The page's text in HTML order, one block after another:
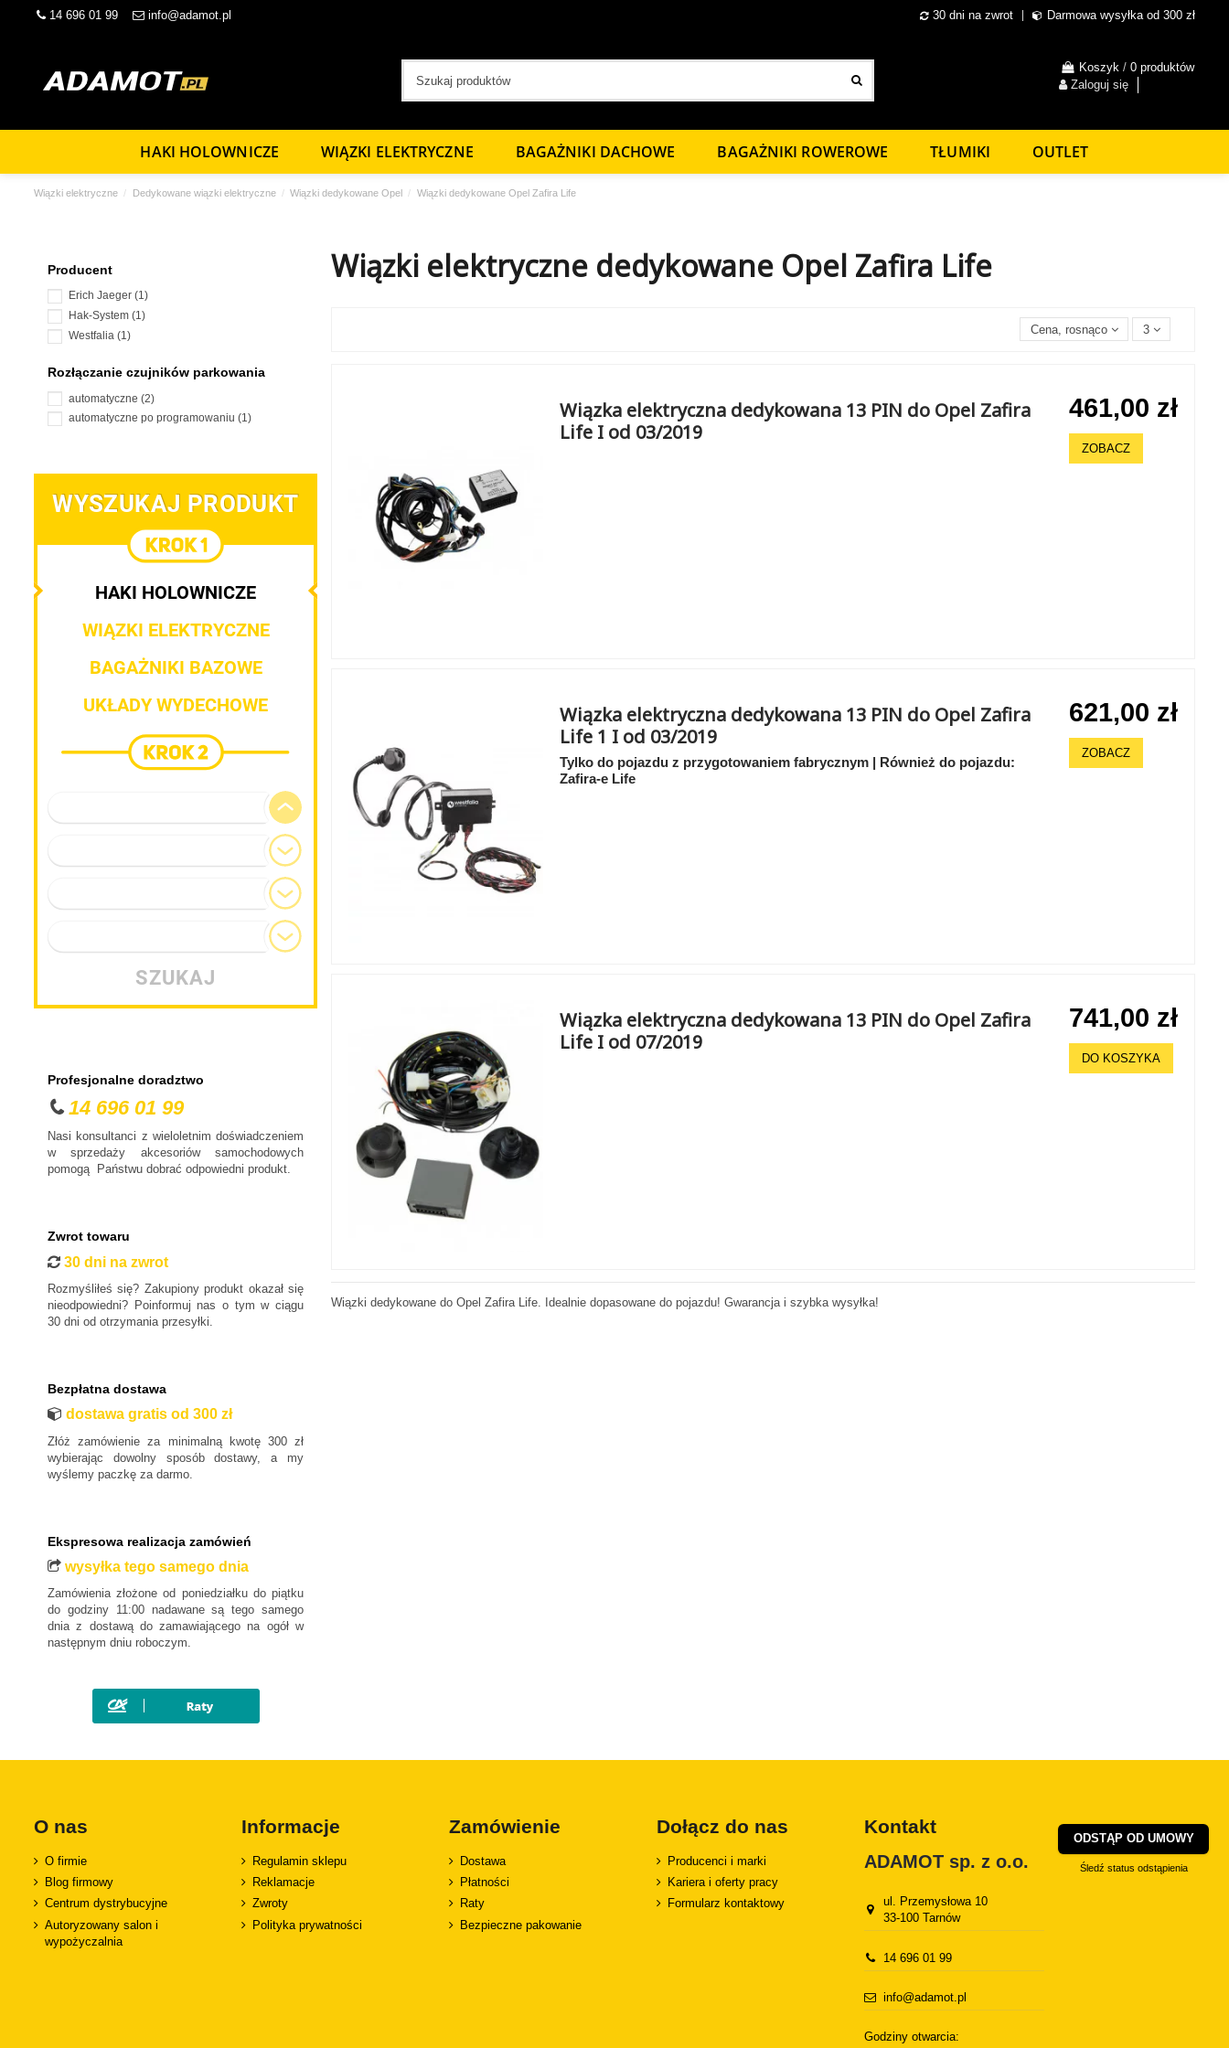
14 696 01 99 info@adamot.pl 30 dni na zwrot Darmowa wysyłka od 300 zł
Koszyk / 0 produktów
Zaloguj się
HAKI HOLOWNICZE WIĄZKI ELEKTRYCZNE BAGAŻNIKI DACHOWE BAGAŻNIKI ROWEROWE TŁUMIKI OUTLET
Wiązki elektryczne Dedykowane wiązki elektryczne Wiązki dedykowane Opel Wiązki dedykowane Opel Zafira Life
Wiązki elektryczne dedykowane Opel Zafira Life
Cena, rosnąco 3
Wiązka elektryczna dedykowana 13 PIN do Opel Zafira
Life I od 03/2019
461,00 zł
ZOBACZ
Wiązka elektryczna dedykowana 13 PIN do Opel Zafira
Life 1 I od 03/2019
Tylko do pojazdu z przygotowaniem fabrycznym | Również do pojazdu:
Zafira-e Life
621,00 zł
ZOBACZ
Wiązka elektryczna dedykowana 13 PIN do Opel Zafira
Life I od 07/2019
741,00 zł
DO KOSZYKA
Wiązki dedykowane do Opel Zafira Life. Idealnie dopasowane do pojazdu! Gwarancja i szybka wysyłka!
Producent
Erich Jaeger (1)
Hak-System (1)
Westfalia (1)
Rozłączanie czujników parkowania
automatyczne (2)
automatyczne po programowaniu (1)
WYSZUKAJ PRODUKT
HAKI HOLOWNICZE
WIĄZKI ELEKTRYCZNE
BAGAŻNIKI BAZOWE
UKŁADY WYDECHOWE
SZUKAJ
Profesjonalne doradztwo
14 696 01 99
Nasi konsultanci z wieloletnim doświadczeniem
w sprzedaży akcesoriów samochodowych
pomogą Państwu dobrać odpowiedni produkt.
Zwrot towaru
30 dni na zwrot
Rozmyśliłeś się? Zakupiony produkt okazał się
nieodpowiedni? Poinformuj nas o tym w ciągu
30 dni od otrzymania przesyłki.
Bezpłatna dostawa
dostawa gratis od 300 zł
Złóż zamówienie za minimalną kwotę 300 zł
wybierając dowolny sposób dostawy, a my
wyślemy paczkę za darmo.
Ekspresowa realizacja zamówień
wysyłka tego samego dnia
Zamówienia złożone od poniedziałku do piątku
do godziny 11:00 nadawane są tego samego
dnia z dostawą do zamawiającego na ogół w
następnym dniu roboczym.
O nas
O firmie
Blog firmowy
Centrum dystrybucyjne
Autoryzowany salon i
wypożyczalnia
Informacje
Regulamin sklepu
Reklamacje
Zwroty
Polityka prywatności
Zamówienie
Dostawa
Płatności
Raty
Bezpieczne pakowanie
Dołącz do nas
Producenci i marki
Kariera i oferty pracy
Formularz kontaktowy
Kontakt
ADAMOT sp. z o.o.
ul. Przemysłowa 10
33-100 Tarnów
14 696 01 99
info@adamot.pl
Godziny otwarcia:
ODSTĄP OD UMOWY
Śledź status odstąpienia